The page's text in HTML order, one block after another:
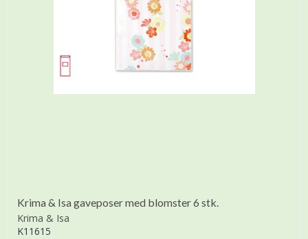
Krima & Isa gaveposer med blomster 6 stk.
Krima & Isa
K11615